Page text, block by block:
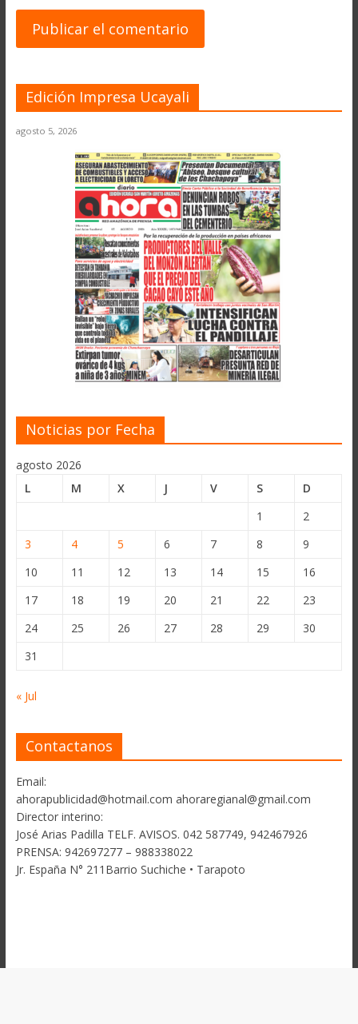
Edición Impresa Ucayali
agosto 5, 2026
Noticias por Fecha
agosto 2026
L
M X J V S
D
1
2
3
4 5 6 7 8
9
10
11 12 13 14 15
16
17
18 19 20 21 22
23
24
25 26 27 28 29
30
31
« Jul
Contactanos
Email:
ahorapublicidad@hotmail.com ahoraregianal@gmail.com
Director interino:
José Arias Padilla TELF. AVISOS. 042 587749, 942467926
PRENSA: 942697277 – 988338022
Jr. España N° 211Barrio Suchiche • Tarapoto